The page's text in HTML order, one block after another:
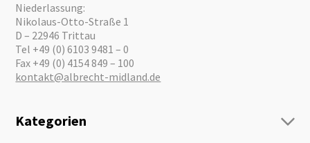
Niederlassung:
Nikolaus-Otto-Straße 1
D – 22946 Trittau
Tel +49 (0) 6103 9481 – 0
Fax +49 (0) 4154 849 – 100
kontakt@albrecht-midland.de
Kategorien